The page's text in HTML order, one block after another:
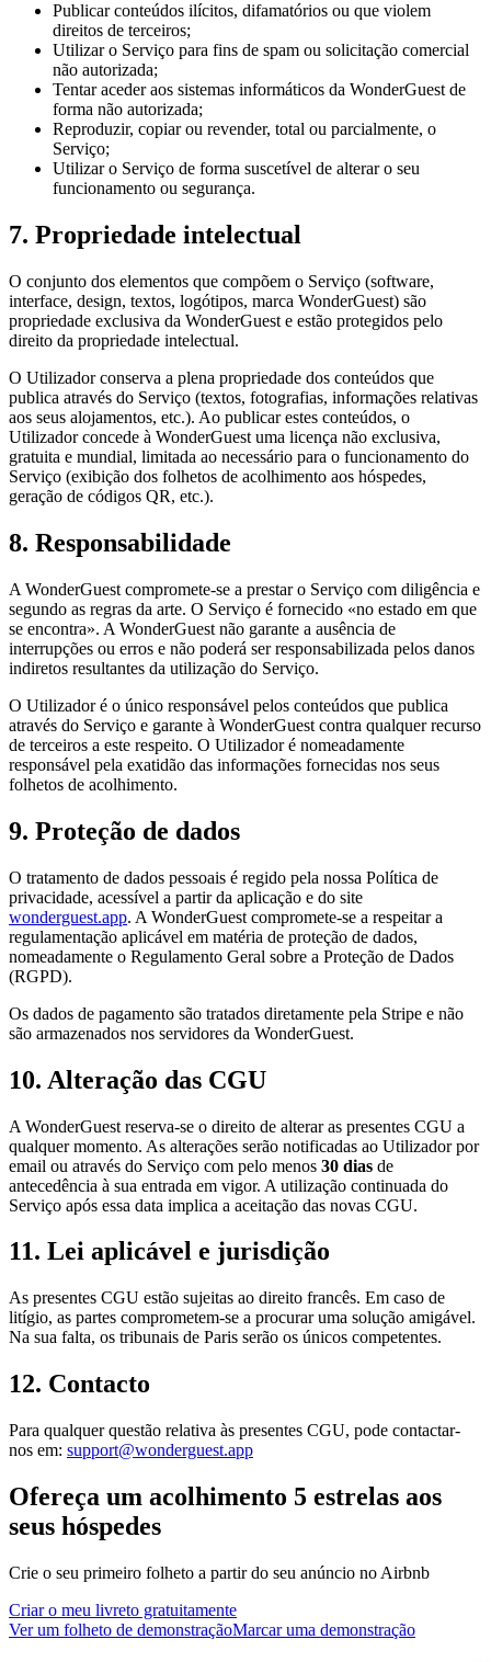
Publicar conteúdos ilícitos, difamatórios ou que violem
direitos de terceiros;
Utilizar o Serviço para fins de spam ou solicitação comercial
não autorizada;
Tentar aceder aos sistemas informáticos da WonderGuest de
forma não autorizada;
Reproduzir, copiar ou revender, total ou parcialmente, o
Serviço;
Utilizar o Serviço de forma suscetível de alterar o seu
funcionamento ou segurança.
7. Propriedade intelectual
O conjunto dos elementos que compõem o Serviço (software,
interface, design, textos, logótipos, marca WonderGuest) são
propriedade exclusiva da WonderGuest e estão protegidos pelo
direito da propriedade intelectual.
O Utilizador conserva a plena propriedade dos conteúdos que
publica através do Serviço (textos, fotografias, informações relativas
aos seus alojamentos, etc.). Ao publicar estes conteúdos, o
Utilizador concede à WonderGuest uma licença não exclusiva,
gratuita e mundial, limitada ao necessário para o funcionamento do
Serviço (exibição dos folhetos de acolhimento aos hóspedes,
geração de códigos QR, etc.).
8. Responsabilidade
A WonderGuest compromete-se a prestar o Serviço com diligência e
segundo as regras da arte. O Serviço é fornecido «no estado em que
se encontra». A WonderGuest não garante a ausência de
interrupções ou erros e não poderá ser responsabilizada pelos danos
indiretos resultantes da utilização do Serviço.
O Utilizador é o único responsável pelos conteúdos que publica
através do Serviço e garante à WonderGuest contra qualquer recurso
de terceiros a este respeito. O Utilizador é nomeadamente
responsável pela exatidão das informações fornecidas nos seus
folhetos de acolhimento.
9. Proteção de dados
O tratamento de dados pessoais é regido pela nossa Política de
privacidade, acessível a partir da aplicação e do site
wonderguest.app. A WonderGuest compromete-se a respeitar a
regulamentação aplicável em matéria de proteção de dados,
nomeadamente o Regulamento Geral sobre a Proteção de Dados
(RGPD).
Os dados de pagamento são tratados diretamente pela Stripe e não
são armazenados nos servidores da WonderGuest.
10. Alteração das CGU
A WonderGuest reserva-se o direito de alterar as presentes CGU a
qualquer momento. As alterações serão notificadas ao Utilizador por
email ou através do Serviço com pelo menos 30 dias de
antecedência à sua entrada em vigor. A utilização continuada do
Serviço após essa data implica a aceitação das novas CGU.
11. Lei aplicável e jurisdição
As presentes CGU estão sujeitas ao direito francês. Em caso de
litígio, as partes comprometem-se a procurar uma solução amigável.
Na sua falta, os tribunais de Paris serão os únicos competentes.
12. Contacto
Para qualquer questão relativa às presentes CGU, pode contactar-
nos em: support@wonderguest.app
Ofereça um acolhimento 5 estrelas aos
seus hóspedes
Crie o seu primeiro folheto a partir do seu anúncio no Airbnb
Criar o meu livreto gratuitamente
Ver um folheto de demonstraçãoMarcar uma demonstração